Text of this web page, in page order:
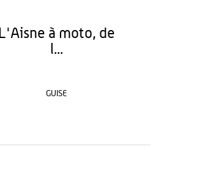
L'Aisne à moto, de
l...
GUISE